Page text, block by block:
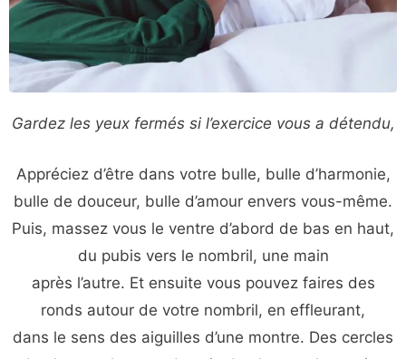
Gardez les yeux fermés si l’exercice vous a détendu,
Appréciez d’être dans votre bulle, bulle d’harmonie,
bulle de douceur, bulle d’amour envers vous-même.
Puis, massez vous le ventre d’abord de bas en haut,
du pubis vers le nombril, une main
après l’autre. Et ensuite vous pouvez faires des
ronds autour de votre nombril, en effleurant,
dans le sens des aiguilles d’une montre. Des cercles